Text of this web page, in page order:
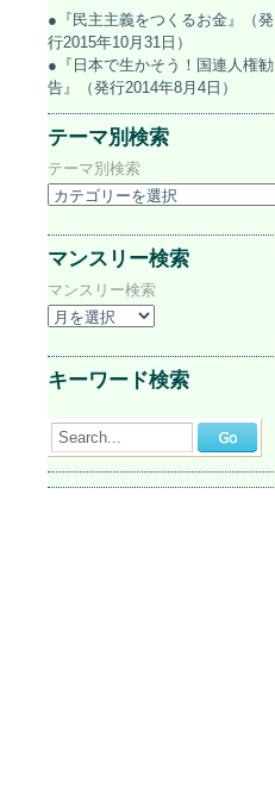
●『民主主義をつくるお金』（発
行2015年10月31日）
●『日本で生かそう！国連人権勧
告』（発行2014年8月4日）
テーマ別検索
テーマ別検索
マンスリー検索
マンスリー検索
キーワード検索
Search...